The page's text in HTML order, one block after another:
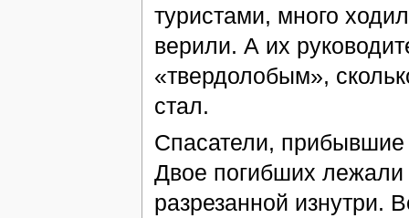
туристами, много
верили. А их
«твердолобым»,
стал.
Спасатели, прибывшие
Двое погибших лежали
разрезанной изнутри.